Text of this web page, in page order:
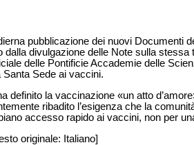
pubblicazione dei nuovi
dalla divulgazione delle Note sulla
delle Pontificie Accademie delle
Santa Sede ai vaccini.
definito la vaccinazione «un atto
ribadito l’esigenza che la
accesso rapido ai vaccini, non per
originale: Italiano]